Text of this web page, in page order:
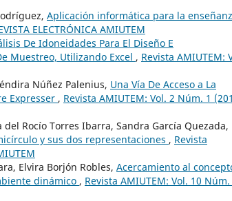
Aplicación informática para la
ELECTRÓNICA AMIUTEM
De Idoneidades Para El Diseño E
Muestreo, Utilizando Excel , Revista AMIUTEM:
Núñez Palenius, Una Vía De Acceso a La
Expresser , Revista AMIUTEM: Vol. 2 Núm. 1
Rocío Torres Ibarra, Sandra García Quezada,
y sus dos representaciones , Revista
Elvira Borjón Robles, Acercamiento al
dinámico , Revista AMIUTEM: Vol. 10 Núm.